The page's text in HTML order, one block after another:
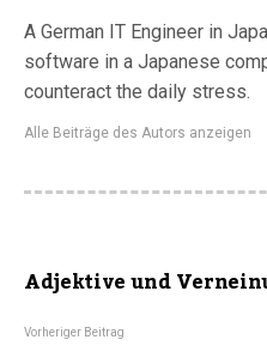
A German IT Engineer in
software in a Japanese
counteract the daily stress.
Alle Beiträge des Autors anzeigen
Adjektive und
Vorheriger Beitrag